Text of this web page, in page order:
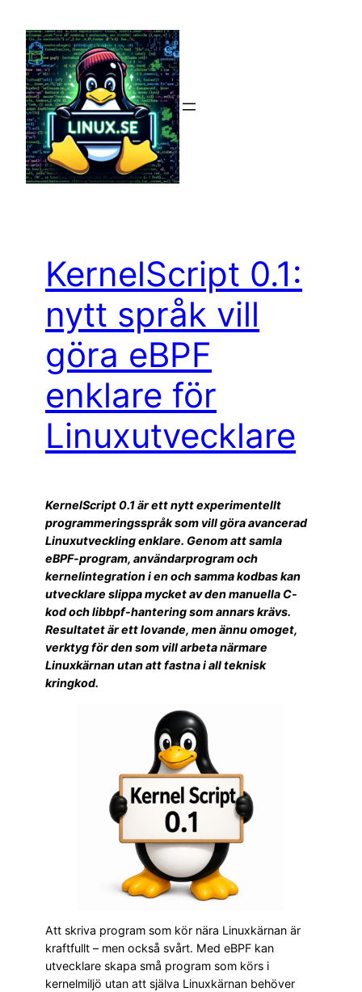
innehåll
KernelScript 0.1:
nytt språk vill
göra eBPF
enklare för
Linuxutvecklare
KernelScript 0.1 är ett nytt experimentellt
programmeringsspråk som vill göra avancerad
Linuxutveckling enklare. Genom att samla
eBPF-program, användarprogram och
kernelintegration i en och samma kodbas kan
utvecklare slippa mycket av den manuella C-
kod och libbpf-hantering som annars krävs.
Resultatet är ett lovande, men ännu omoget,
verktyg för den som vill arbeta närmare
Linuxkärnan utan att fastna i all teknisk
kringkod.
Att skriva program som kör nära Linuxkärnan är
kraftfullt – men också svårt. Med eBPF kan
utvecklare skapa små program som körs i
kernelmiljö utan att själva Linuxkärnan behöver